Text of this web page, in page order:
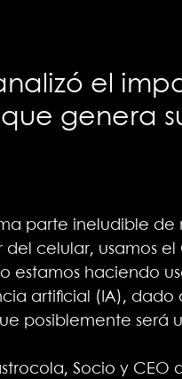
el
que genera
parte ineludible de
celular, usamos
estamos haciendo
artificial (IA),
posiblemente
Socio y CEO